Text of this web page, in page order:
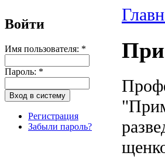
Войти
Имя пользователя: *
Пароль: *
Регистрация
Забыли пароль?